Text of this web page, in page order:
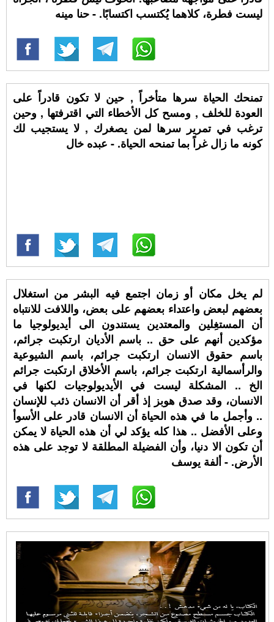
ليست فطرة، كلاهما يُكتسب اكتسابًا. - حنا مينه
تمنحك الحياة سرها متأخراً , حين لا تكون قادراً على
العودة للخلف , ومسح كل الأخطاء التي اقترفتها , وحين
ترغب في تمرير سرها لمن يصغرك , لا يستجيب لك
كونه ما زال غراً بما تمنحه الحياة. - عبده خال
لم يخل مكان أو زمان اجتمع فيه البشر من استغلال
بعضهم لبعض واعتداء بعضهم على بعض، واللافت للانتباه
أن المستغِلين والمعتدين يستندون الى أيديولوجيا ما
مؤكدين أنهم على حق .. باسم الأديان ارتكبت جرائم،
باسم حقوق الانسان ارتكبت جرائم، باسم الشيوعية
والرأسمالية ارتكبت جرائم، باسم الأخلاق ارتكبت جرائم
الخ .. المشكلة ليست في الأيديولوجيات لكنها في
الانسان، وقد صدق هوبز إذ أقر أن الانسان ذئب للإنسان
.. وأجمل ما في هذه الحياة أن الانسان قادر على الأسوأ
وعلى الأفضل .. هذا كله يؤكد لي أن هذه الحياة لا يمكن
أن تكون الا دنيا، وأن الفضيلة المطلقة لا توجد على هذه
الأرض. - ألفة يوسف